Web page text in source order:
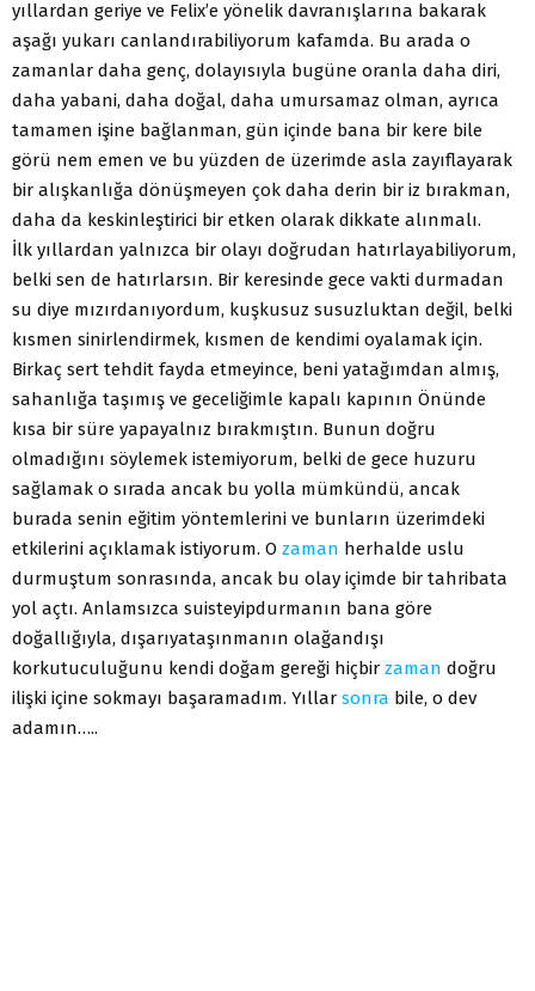
yıllardan geriye ve Felix’e yönelik davranışlarına bakarak
aşağı yukarı canlandırabiliyorum kafamda. Bu arada o
zamanlar daha genç, dolayısıyla bugüne oranla daha diri,
daha yabani, daha doğal, daha umursamaz olman, ayrıca
tamamen işine bağlanman, gün içinde bana bir kere bile
görü nem emen ve bu yüzden de üzerimde asla zayıflayarak
bir alışkanlığa dönüşmeyen çok daha derin bir iz bırakman,
daha da keskinleştirici bir etken olarak dikkate alınmalı.
İlk yıllardan yalnızca bir olayı doğrudan hatırlayabiliyorum,
belki sen de hatırlarsın. Bir keresinde gece vakti durmadan
su diye mızırdanıyordum, kuşkusuz susuzluktan değil, belki
kısmen sinirlendirmek, kısmen de kendimi oyalamak için.
Birkaç sert tehdit fayda etmeyince, beni yatağımdan almış,
sahanlığa taşımış ve geceliğimle kapalı kapının Önünde
kısa bir süre yapayalnız bırakmıştın. Bunun doğru
olmadığını söylemek istemiyorum, belki de gece huzuru
sağlamak o sırada ancak bu yolla mümkündü, ancak
burada senin eğitim yöntemlerini ve bunların üzerimdeki
etkilerini açıklamak istiyorum. O zaman herhalde uslu
durmuştum sonrasında, ancak bu olay içimde bir tahribata
yol açtı. Anlamsızca suisteyipdurmanın bana göre
doğallığıyla, dışarıyataşınmanın olağandışı
korkutuculuğunu kendi doğam gereği hiçbir zaman doğru
ilişki içine sokmayı başaramadım. Yıllar sonra bile, o dev
adamın…..